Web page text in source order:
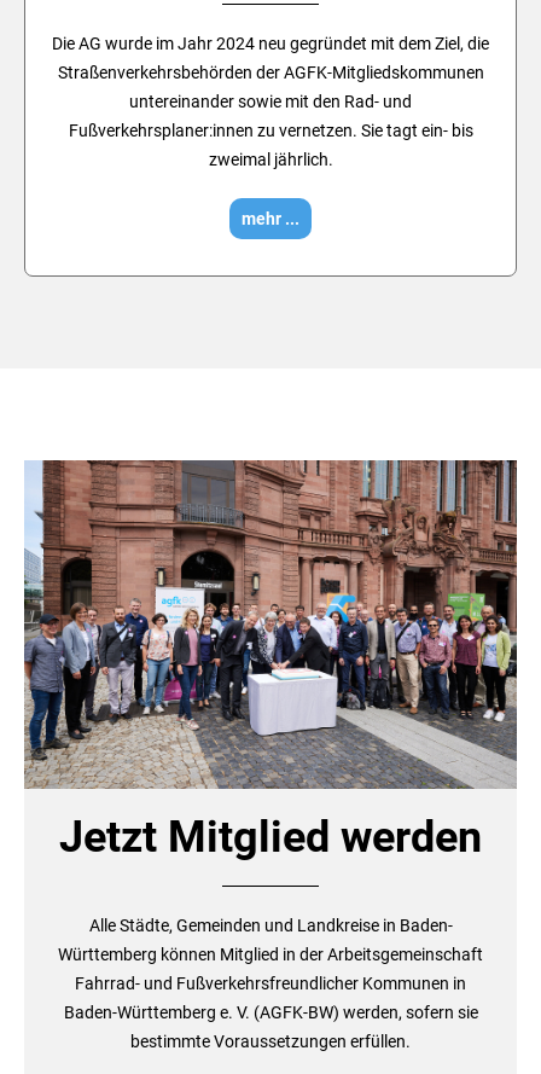
Die AG wurde im Jahr 2024 neu gegründet mit dem Ziel, die
Straßenverkehrsbehörden der AGFK-Mitgliedskommunen
untereinander sowie mit den Rad- und
Fußverkehrsplaner:innen zu vernetzen. Sie tagt ein- bis
zweimal jährlich.
mehr ...
Jetzt Mitglied werden
Alle Städte, Gemeinden und Landkreise in Baden-
Württemberg können Mitglied in der Arbeitsgemeinschaft
Fahrrad- und Fußverkehrsfreundlicher Kommunen in
Baden-Württemberg e. V. (AGFK-BW) werden, sofern sie
bestimmte Voraussetzungen erfüllen.